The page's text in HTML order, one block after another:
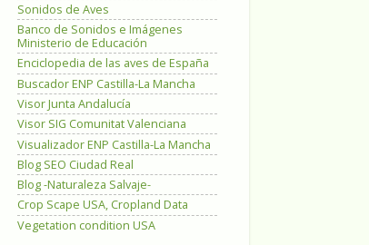
Sonidos de Aves
Banco de Sonidos e Imágenes
Ministerio de Educación
Enciclopedia de las aves de España
Buscador ENP Castilla-La Mancha
Visor Junta Andalucía
Visor SIG Comunitat Valenciana
Visualizador ENP Castilla-La Mancha
Blog SEO Ciudad Real
Blog -Naturaleza Salvaje-
Crop Scape USA, Cropland Data
Vegetation condition USA